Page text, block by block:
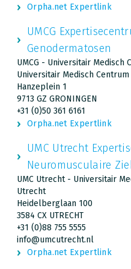
Orpha.net Expertlink
UMCG
Genodermatosen
UMCG - Universitair Medisch
Universitair Medisch
Hanzeplein 1
9713 GZ GRONINGEN
+31 (0)50 361 6161
Orpha.net Expertlink
UMC Utrecht
Neuromusculaire
UMC Utrecht - Universitair
Utrecht
Heidelberglaan 100
3584 CX UTRECHT
+31 (0)88 755 5555
info@umcutrecht.nl
Orpha.net Expertlink